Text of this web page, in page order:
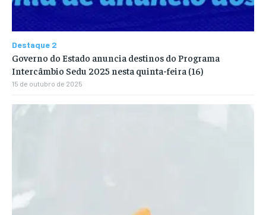
Destaque 2
Governo do Estado anuncia destinos do Programa
Intercâmbio Sedu 2025 nesta quinta-feira (16)
15 de outubro de 2025